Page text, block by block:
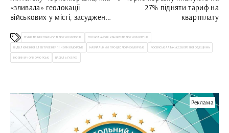
«зливала» геолокації
військових у місті, засуджено
27% підняти тариф на
квартплату
ПУНКТИ НЕЗЛАМНОСТІ ЧОРНОМОРСЬК ПОЗАПЛАНОВІ КАНІКУЛИ ЧОРНОМОРСЬК
ВІДКЛЮЧЕННЯ ЕЛЕКТРОЕНЕРГІЇ ЧОРНОМОРСЬК НАВЧАЛЬНИЙ ПРОЦЕС ЧОРНОМОРСЬК РОСІЙСЬКА АТАКА 22 БЕРЕЗНЯ ОДЕЩИНА
НОВИНИ ЧОРНОМОРСЬК ВАСИЛЬ ГУЛЯЄВ
Реклама